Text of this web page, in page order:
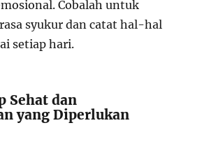
Cobalah untuk
syukur dan catat hal-hal
setiap hari.
Sehat dan
yang Diperlukan